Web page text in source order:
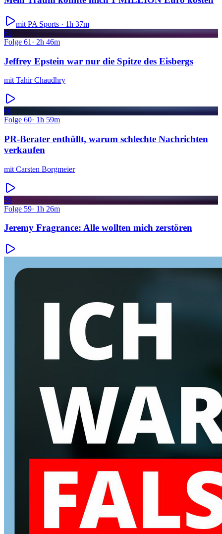
mit PA Sports · 1h 37m
61
Folge 61 · 2h 46m
Jeffrey Epstein war nur die Spitze des Eisbergs
mit Tahir Chaudhry
60
Folge 60· 1h 59m
PR-Berater enthüllt, warum schlechte Nachrichten
verkaufen
mit Carsten Borgmeier
59
Folge 59· 1h 26m
Jeremy Fragrance: Alle wollten mich zerstören